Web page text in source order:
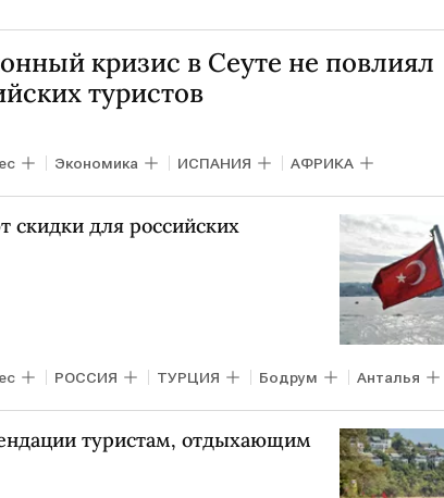
кризис в Сеуте не повлиял
туристов
Экономика ИСПАНИЯ АФРИКА
скидки для российских
РОССИЯ ТУРЦИЯ Бодрум Анталья
туристам, отдыхающим